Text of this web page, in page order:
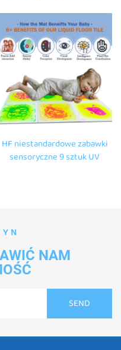
sensoryczne zabawki dla
nastolatków z autyzmem
HF niestandardowe zabawki
sensoryczne 9 sztuk UV
NAM